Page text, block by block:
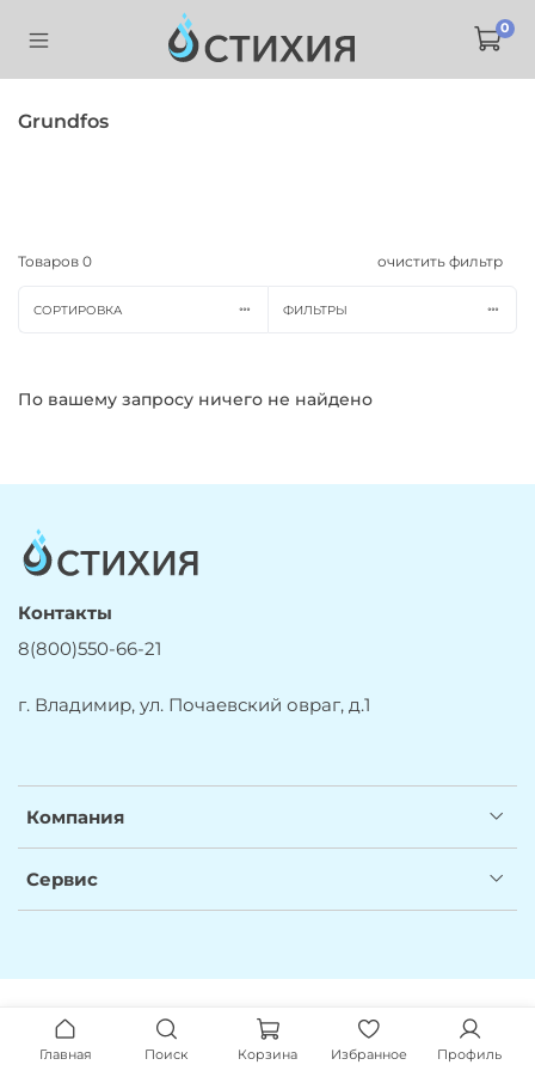
0
Grundfos
Товаров 0 очистить фильтр
СОРТИРОВКА ФИЛЬТРЫ
По вашему запросу ничего не найдено
Компания
Сервис
Контакты
8(800)550-66-21
г. Владимир, ул. Почаевский овраг, д.1
Главная Поиск Корзина Избранное Профиль